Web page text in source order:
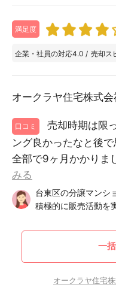
満足度
企業・社員の対応4.0 / 売却ス
オークラヤ住宅株式
口コミ
売却時期は限
ング良かったなと後
全部で9ヶ月かかりま
みる
台東区の分譲マン
積極的に販売活動を
一
オークラヤ住宅